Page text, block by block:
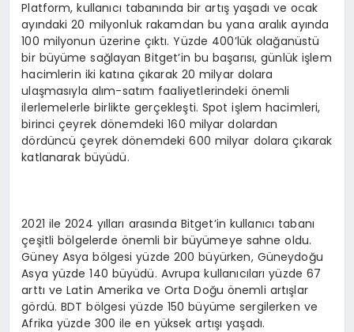
Platform, kullanıcı tabanında bir artış yaşadı ve ocak
ayındaki 20 milyonluk rakamdan bu yana aralık ayında
100 milyonun üzerine çıktı. Yüzde 400’lük olağanüstü
bir büyüme sağlayan Bitget’in bu başarısı, günlük işlem
hacimlerin iki katına çıkarak 20 milyar dolara
ulaşmasıyla alım-satım faaliyetlerindeki önemli
ilerlemelerle birlikte gerçekleşti. Spot işlem hacimleri,
birinci çeyrek dönemdeki 160 milyar dolardan
dördüncü çeyrek dönemdeki 600 milyar dolara çıkarak
katlanarak büyüdü.
2021 ile 2024 yılları arasında Bitget’in kullanıcı tabanı
çeşitli bölgelerde önemli bir büyümeye sahne oldu.
Güney Asya bölgesi yüzde 200 büyürken, Güneydoğu
Asya yüzde 140 büyüdü. Avrupa kullanıcıları yüzde 67
arttı ve Latin Amerika ve Orta Doğu önemli artışlar
gördü. BDT bölgesi yüzde 150 büyüme sergilerken ve
Afrika yüzde 300 ile en yüksek artışı yaşadı.